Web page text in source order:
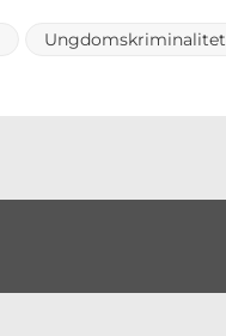
Ungdomskriminalitet